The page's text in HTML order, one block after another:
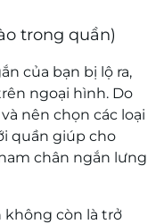
trong quần)
của bạn bị lộ ra,
ngoại hình. Do
nên chọn các loại
quần giúp cho
chân ngắn lưng
không còn là trở